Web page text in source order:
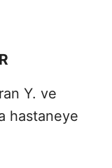
Y. ve
hastaneye